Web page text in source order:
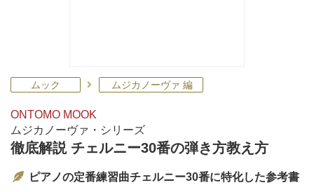
ムック ムジカノーヴァ 編
ONTOMO MOOK
ムジカノーヴァ・シリーズ
徹底解説 チェルニー30番の弾き方教え方
ピアノの定番練習曲チェルニー30番に特化した参考書